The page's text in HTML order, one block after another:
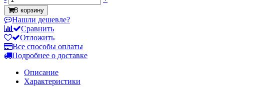
В корзину
Нашли дешевле?
Сравнить
Отложить
Все способы оплаты
Подробнее о доставке
Описание
Характеристики